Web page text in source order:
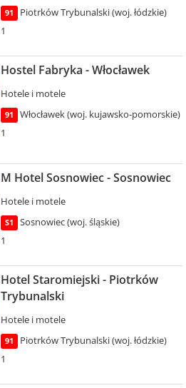
91
Piotrków Trybunalski (woj. łódzkie)
1
Hostel Fabryka - Włocławek
Hotele i motele
91
Włocławek (woj. kujawsko-pomorskie)
1
M Hotel Sosnowiec - Sosnowiec
Hotele i motele
S1
Sosnowiec (woj. śląskie)
1
Hotel Staromiejski - Piotrków
Trybunalski
Hotele i motele
91
Piotrków Trybunalski (woj. łódzkie)
1